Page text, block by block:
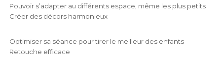
Pouvoir s’adapter au différents espace, même les plus petits
Créer des décors harmonieux
Optimiser sa séance pour tirer le meilleur des enfants
Retouche efficace